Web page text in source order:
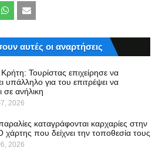
αυτές οι αναρτήσεις
Τουρίστας επιχείρησε να
υπάλληλο για του επιτρέψει να
σε ανήλικη
2026
καταγράφονται καρχαρίες στην
που δείχνει την τοποθεσία τους
2026